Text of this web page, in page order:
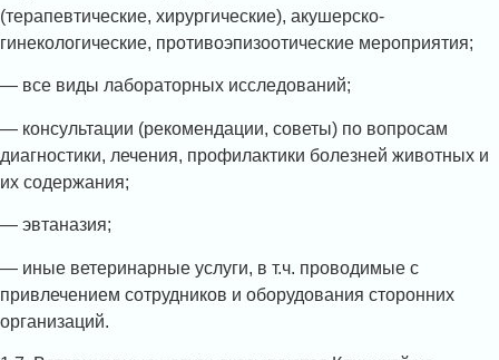
(терапевтические, хирургические), акушерско-
гинекологические, противоэпизоотические мероприятия;
— все виды лабораторных исследований;
— консультации (рекомендации, советы) по вопросам
диагностики, лечения, профилактики болезней животных и
их содержания;
— эвтаназия;
— иные ветеринарные услуги, в т.ч. проводимые с
привлечением сотрудников и оборудования сторонних
организаций.